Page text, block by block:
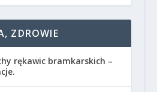
ZDROWIE
rękawic bramkarskich –